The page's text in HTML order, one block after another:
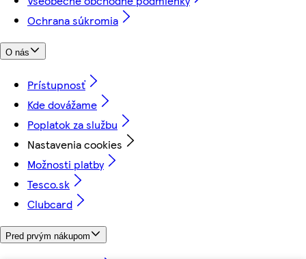
Ochrana súkromia
O nás
Prístupnosť
Kde dovážame
Poplatok za službu
Nastavenia cookies
Možnosti platby
Tesco.sk
Clubcard
Pred prvým nákupom